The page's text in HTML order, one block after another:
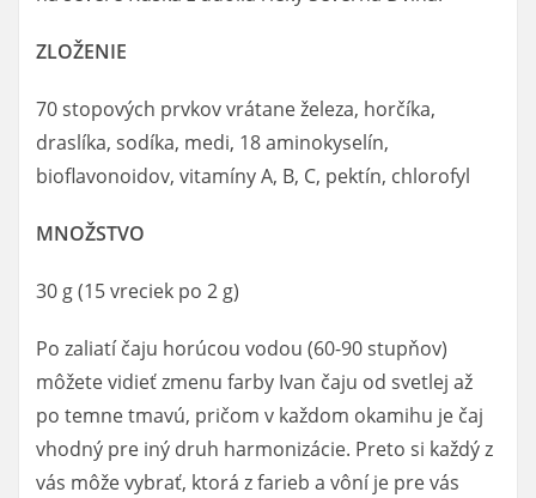
ZLOŽENIE
70 stopových prvkov vrátane železa, horčíka,
draslíka, sodíka, medi, 18 aminokyselín,
bioflavonoidov, vitamíny A, B, C, pektín, chlorofyl
MNOŽSTVO
30 g (15 vreciek po 2 g)
Po zaliatí čaju horúcou vodou (60-90 stupňov)
môžete vidieť zmenu farby Ivan čaju od svetlej až
po temne tmavú, pričom v každom okamihu je čaj
vhodný pre iný druh harmonizácie. Preto si každý z
vás môže vybrať, ktorá z farieb a vôní je pre vás